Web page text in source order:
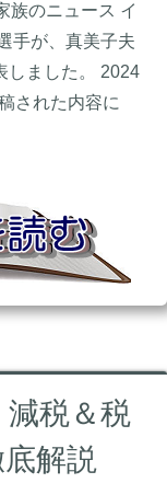
族のニュース イ
手が、真美子夫
しました。 2024
された内容に
税＆税
解説